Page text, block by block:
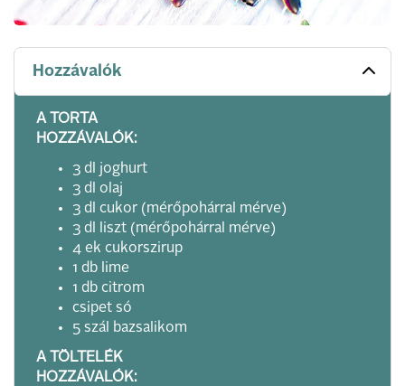
Hozzávalók
A TORTA
HOZZÁVALÓK:
3 dl joghurt
3 dl olaj
3 dl cukor (mérőpohárral mérve)
3 dl liszt (mérőpohárral mérve)
4 ek cukorszirup
1 db lime
1 db citrom
csipet só
5 szál bazsalikom
A TÖLTELÉK
HOZZÁVALÓK: